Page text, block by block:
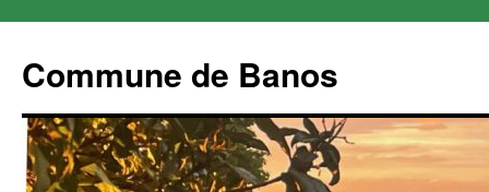
Commune de Banos